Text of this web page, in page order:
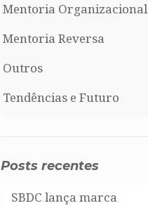
Mentoria Organizacional
Mentoria Reversa
Outros
Tendências e Futuro
Posts recentes
SBDC lança marca